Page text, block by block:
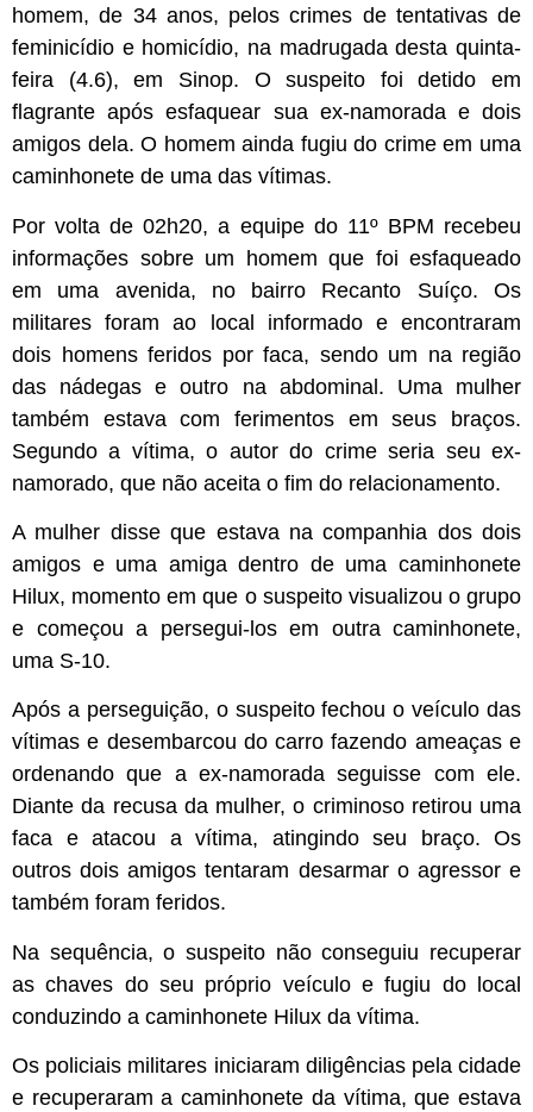
homem, de 34 anos, pelos crimes de tentativas de
feminicídio e homicídio, na madrugada desta quinta-
feira (4.6), em Sinop. O suspeito foi detido em
flagrante após esfaquear sua ex-namorada e dois
amigos dela. O homem ainda fugiu do crime em uma
caminhonete de uma das vítimas.
Por volta de 02h20, a equipe do 11º BPM recebeu
informações sobre um homem que foi esfaqueado
em uma avenida, no bairro Recanto Suíço. Os
militares foram ao local informado e encontraram
dois homens feridos por faca, sendo um na região
das nádegas e outro na abdominal. Uma mulher
também estava com ferimentos em seus braços.
Segundo a vítima, o autor do crime seria seu ex-
namorado, que não aceita o fim do relacionamento.
A mulher disse que estava na companhia dos dois
amigos e uma amiga dentro de uma caminhonete
Hilux, momento em que o suspeito visualizou o grupo
e começou a persegui-los em outra caminhonete,
uma S-10.
Após a perseguição, o suspeito fechou o veículo das
vítimas e desembarcou do carro fazendo ameaças e
ordenando que a ex-namorada seguisse com ele.
Diante da recusa da mulher, o criminoso retirou uma
faca e atacou a vítima, atingindo seu braço. Os
outros dois amigos tentaram desarmar o agressor e
também foram feridos.
Na sequência, o suspeito não conseguiu recuperar
as chaves do seu próprio veículo e fugiu do local
conduzindo a caminhonete Hilux da vítima.
Os policiais militares iniciaram diligências pela cidade
e recuperaram a caminhonete da vítima, que estava